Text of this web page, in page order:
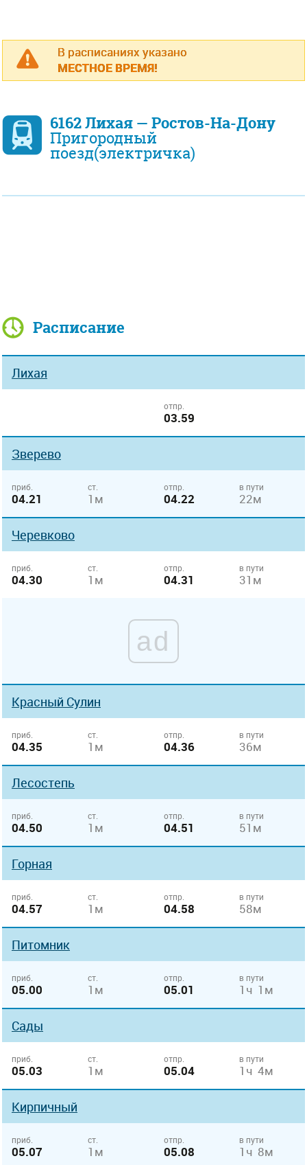
В расписаниях указано
МЕСТНОЕ ВРЕМЯ!
6162 Лихая — Ростов-На-Дону
Пригородный
поезд(электричка)
Расписание
Лихая
отпр.
03.59
Зверево
приб.
04.21
ст.
1м
отпр.
04.22
в пути
22м
Черевково
приб.
04.30
ст.
1м
отпр.
04.31
в пути
31м
ad
Красный Сулин
приб.
04.35
ст.
1м
отпр.
04.36
в пути
36м
Лесостепь
приб.
04.50
ст.
1м
отпр.
04.51
в пути
51м
Горная
приб.
04.57
ст.
1м
отпр.
04.58
в пути
58м
Питомник
приб.
05.00
ст.
1м
отпр.
05.01
в пути
1ч 1м
Сады
приб.
05.03
ст.
1м
отпр.
05.04
в пути
1ч 4м
Кирпичный
приб.
05.07
ст.
1м
отпр.
05.08
в пути
1ч 8м